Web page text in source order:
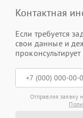
Контактная
Если требуется
свои данные и
проконсультирует
Отправляя заявку